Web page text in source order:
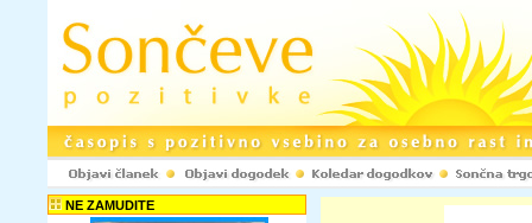
NE ZAMUDITE